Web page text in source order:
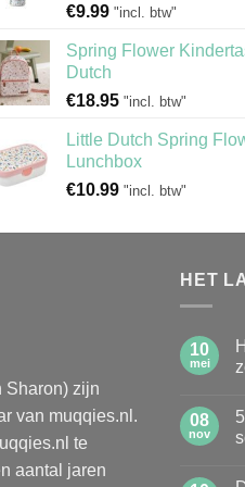
€9.99 "incl. btw"
Spring Flower
Dutch
€18.95 "incl. btw"
Little Dutch Spring
Lunchbox
€10.99 "incl. btw"
Sharon) zijn
van muqqies.nl.
te
aantal jaren
HET
10
mei
op
08
nov